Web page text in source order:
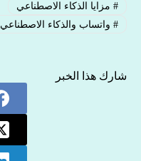
#مزايا الذكاء الاصطناعي
#واتساب والذكاء الاصطناعي
شارك هذا الخبر